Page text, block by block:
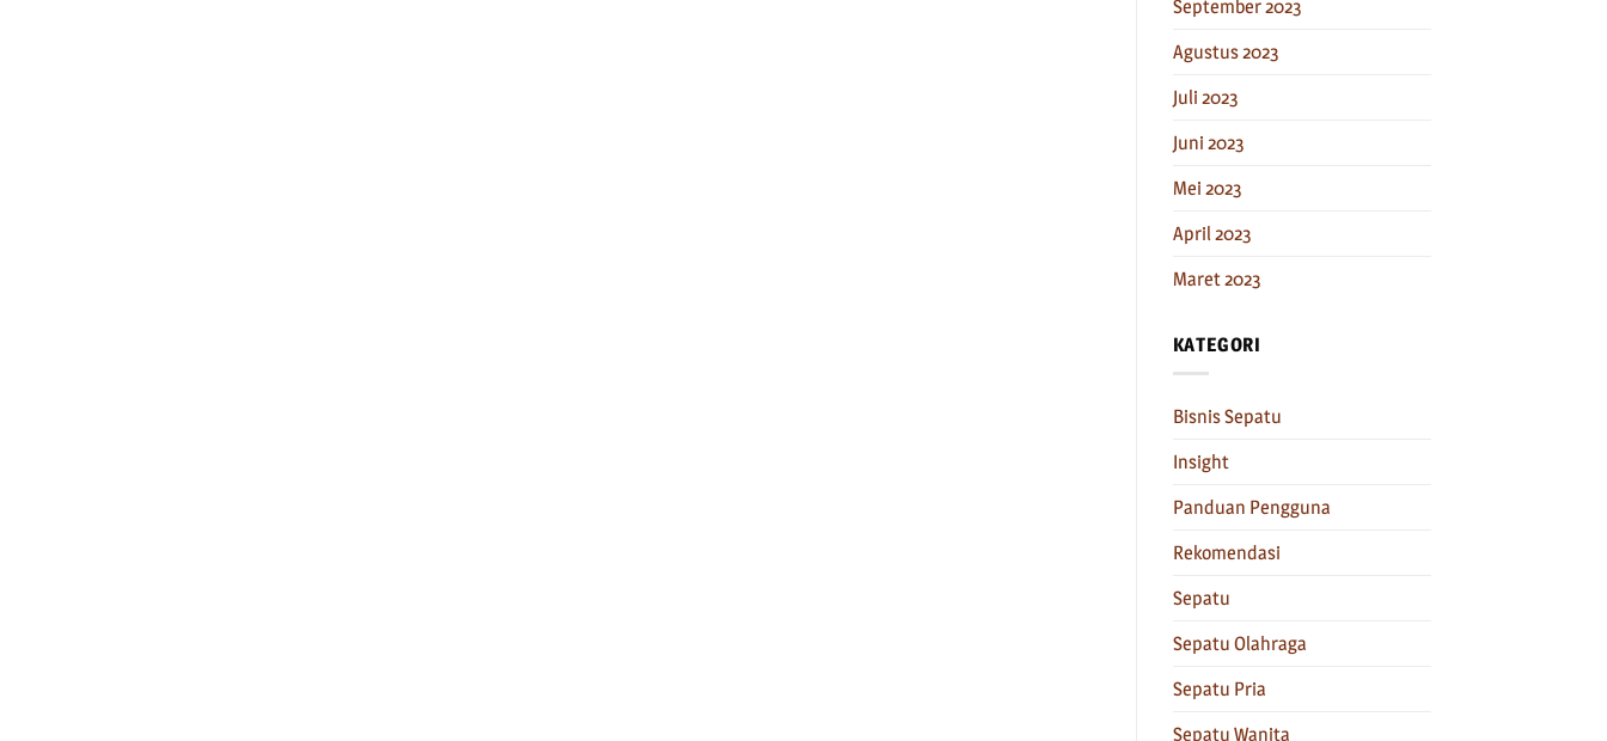
September 2023
Agustus 2023
Juli 2023
Juni 2023
Mei 2023
April 2023
Maret 2023
KATEGORI
Bisnis Sepatu
Insight
Panduan Pengguna
Rekomendasi
Sepatu
Sepatu Olahraga
Sepatu Pria
Sepatu Wanita